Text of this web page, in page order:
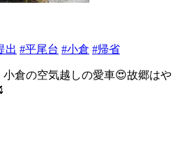
出 #平尾台 #小倉 #帰省
倉の空気越しの愛車😍故郷はや